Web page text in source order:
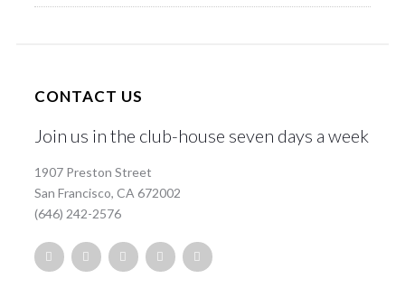
CONTACT US
Join us in the club-house seven days a week
1907 Preston Street
San Francisco, CA 672002
(646) 242-2576